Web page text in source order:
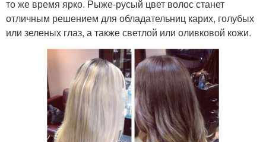
то же время ярко. Рыже-русый цвет волос станет
отличным решением для обладательниц карих, голубых
или зеленых глаз, а также светлой или оливковой кожи.